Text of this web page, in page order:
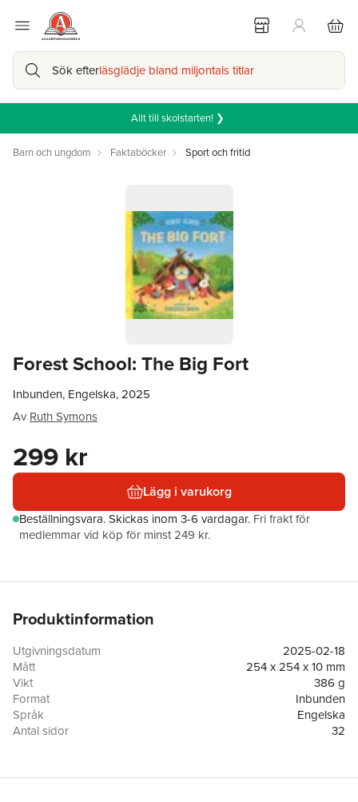
Sök efterläsglädje bland miljontals titlar
Allt till skolstarten! ❯
Barn och ungdom Faktaböcker Sport och fritid
Forest School: The Big Fort
Inbunden, Engelska, 2025
Av Ruth Symons
299 kr
Lägg i varukorg
Beställningsvara.Skickas inom 3-6 vardagar. Fri frakt för
medlemmar vid köp för minst 249 kr.
Produktinformation
Utgivningsdatum
2025-02-18
Mått
254 x 254 x 10 mm
Vikt
386 g
Format
Inbunden
Språk
Engelska
Antal sidor
32
ISBN
9781536238709